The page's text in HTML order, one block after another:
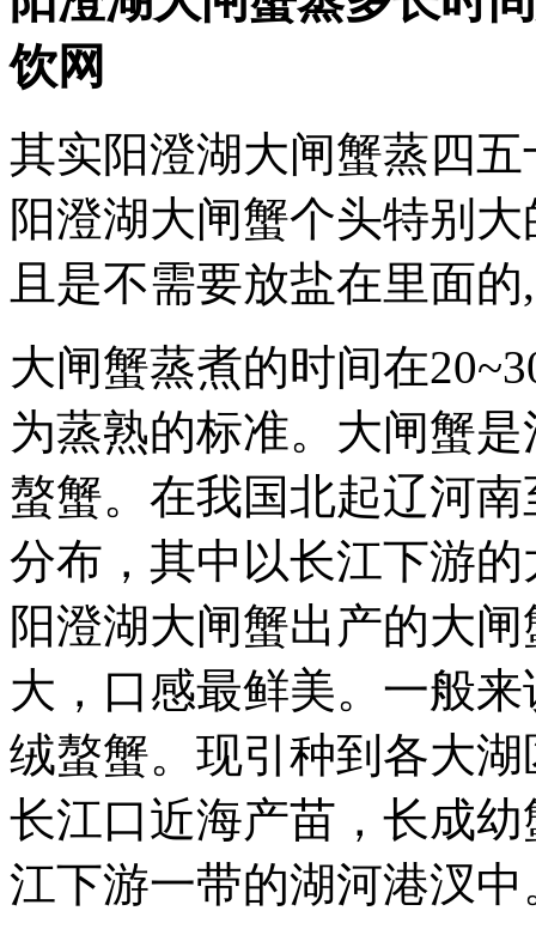
饮网
其实阳澄湖大闸蟹蒸四
阳澄湖大闸蟹个头特别
且是不需要放盐在里面
大闸蟹蒸煮的时间在
为蒸熟的标准。大闸蟹
螯蟹。在我国北起辽河
分布，其中以长江下游
阳澄湖大闸蟹出产的大
大，口感最鲜美。一般
绒螯蟹。现引种到各大
长江口近海产苗，长成
江下游一带的湖河港汊